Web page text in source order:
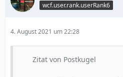
wcf.user.rank.userRank6
4. August 2021 um 22:28
Zitat von Postkugel